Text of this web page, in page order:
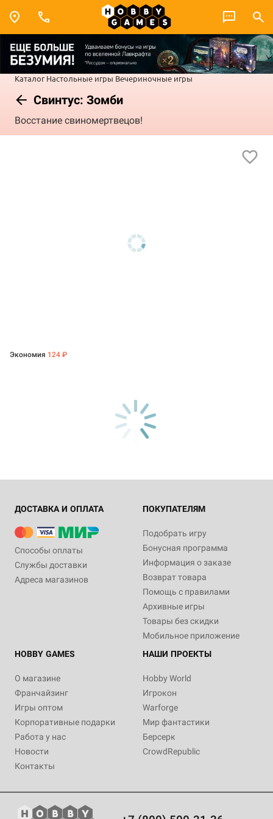
Каталог Настольные игры Вечериночные игры
Свинтус: Зомби
Восстание свиномертвецов!
Экономия 124 ₽
ДОСТАВКА И ОПЛАТА
Способы оплаты
Службы доставки
Адреса магазинов
ПОКУПАТЕЛЯМ
Подобрать игру
Бонусная программа
Информация о заказе
Возврат товара
Помощь с правилами
Архивные игры
Товары без скидки
Мобильное приложение
HOBBY GAMES
О магазине
Франчайзинг
Игры оптом
Корпоративные подарки
Работа у нас
Новости
Контакты
НАШИ ПРОЕКТЫ
Hobby World
Игрокон
Warforge
Мир фантастики
Берсерк
CrowdRepublic